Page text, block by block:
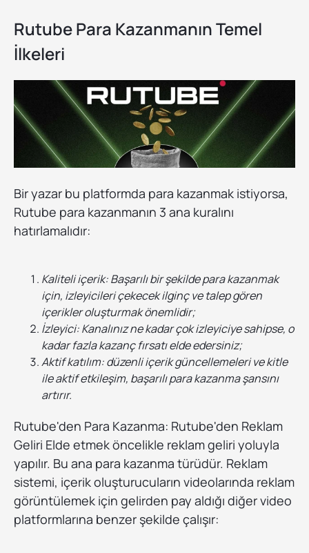
Rutube Para Kazanmanın Temel
İlkeleri
Bir yazar bu platformda para kazanmak istiyorsa,
Rutube para kazanmanın 3 ana kuralını
hatırlamalıdır:
Kaliteli içerik: Başarılı bir şekilde para kazanmak
için, izleyicileri çekecek ilginç ve talep gören
içerikler oluşturmak önemlidir;
İzleyici: Kanalınız ne kadar çok izleyiciye sahipse, o
kadar fazla kazanç fırsatı elde edersiniz;
Aktif katılım: düzenli içerik güncellemeleri ve kitle
ile aktif etkileşim, başarılı para kazanma şansını
artırır.
Rutube'den Para Kazanma: Rutube'den Reklam
Geliri Elde etmek öncelikle reklam geliri yoluyla
yapılır. Bu ana para kazanma türüdür. Reklam
sistemi, içerik oluşturucuların videolarında reklam
görüntülemek için gelirden pay aldığı diğer video
platformlarına benzer şekilde çalışır: